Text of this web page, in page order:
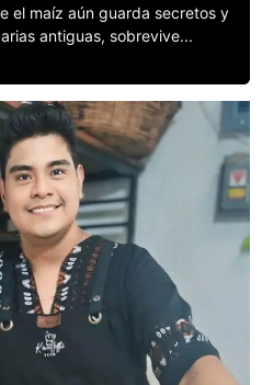
el maíz aún guarda secretos y
antiguas, sobrevive...